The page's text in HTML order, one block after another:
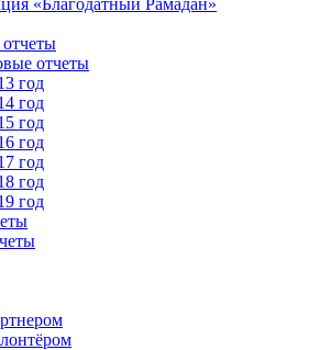
«Благодатный Рамадан»
отчеты
год
год
год
год
год
год
год